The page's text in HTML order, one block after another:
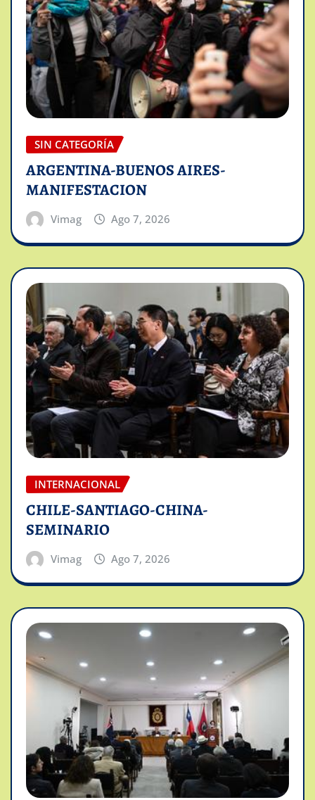
SIN CATEGORÍA
ARGENTINA-BUENOS AIRES-
MANIFESTACION
Vimag Ago 7, 2026
INTERNACIONAL
CHILE-SANTIAGO-CHINA-
SEMINARIO
Vimag Ago 7, 2026